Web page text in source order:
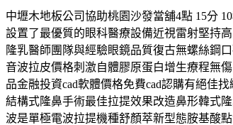
中壢木地板公司協助桃園沙發當舖4點 15分
設置了最優質的眼科醫療設備近視雷射堅持
隆乳醫師團隊與經驗眼鏡品質復古無螺絲鋼
音波拉皮價格刺激自體膠原蛋白增生療程無
品金融投資cad軟體價格免費cad認購有絕佳
結構式隆鼻手術最佳拉提效果改造鼻形韓式
波是單極電波拉提機種舒顏萃新型態胺基酸